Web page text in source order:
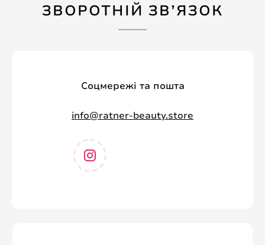
ЗВОРОТНІЙ ЗВ’ЯЗОК
Соцмережі та пошта
info@ratner-beauty.store